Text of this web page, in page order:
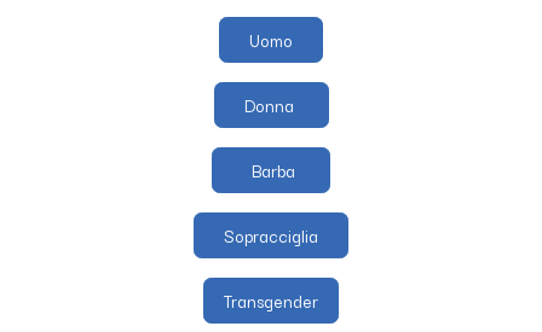
Uomo
Donna
Barba
Sopracciglia
Transgender